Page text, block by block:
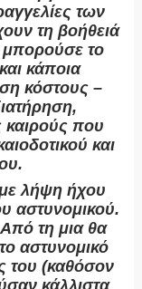
των
τη βοήθειά
το
κάποια
κόστους –
καιρούς που
και
λήψη ήχου
αστυνομικού.
Από τη μια θα
αστυνομικό
του (καθόσον